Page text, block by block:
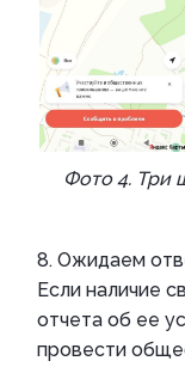
Фото 4. Три
8. Ожидаем
Если наличие
отчета об ее
провести